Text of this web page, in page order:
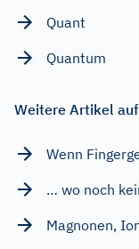
Quant
Quantum
Weitere Artikel
Wenn
… wo noch
Magnonen,